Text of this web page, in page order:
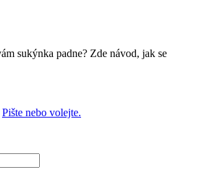
sukýnka padne? Zde návod, jak se
Pište nebo volejte.